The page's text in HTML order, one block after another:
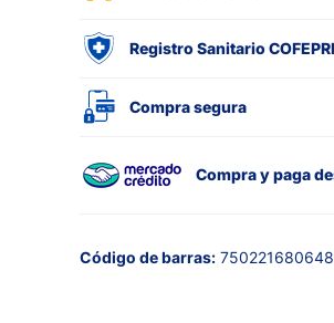
Registro Sanitario
Compra segura
Compra y paga
Código de barras: